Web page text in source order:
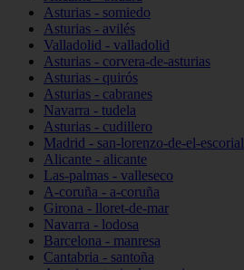
Asturias - somiedo
Asturias - avilés
Valladolid - valladolid
Asturias - corvera-de-asturias
Asturias - quirós
Asturias - cabranes
Navarra - tudela
Asturias - cudillero
Madrid - san-lorenzo-de-el-escorial
Alicante - alicante
Las-palmas - valleseco
A-coruña - a-coruña
Girona - lloret-de-mar
Navarra - lodosa
Barcelona - manresa
Cantabria - santoña